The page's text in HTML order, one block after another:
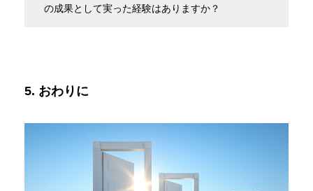
の成果として実った経験はありますか？
5. おわりに